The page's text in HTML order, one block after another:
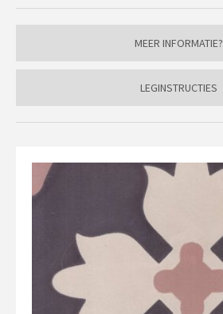
MEER INFORMATIE?
LEGINSTRUCTIES